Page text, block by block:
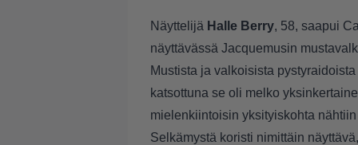
Näyttelijä Halle Berry, 58, saapui
näyttävässä Jacquemusin
Mustista ja valkoisista
katsottuna se oli melko
mielenkiintoisin yksityiskohta
Selkämystä koristi nimittäin